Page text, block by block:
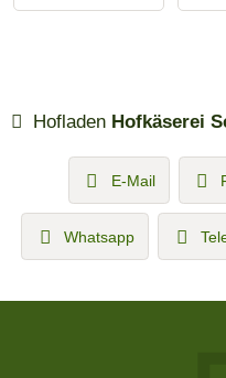
Hofladen Hofkäserei
E-Mail
Whatsapp